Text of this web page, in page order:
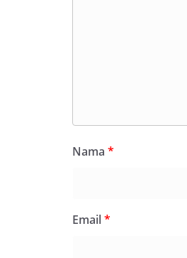
Nama *
Email*